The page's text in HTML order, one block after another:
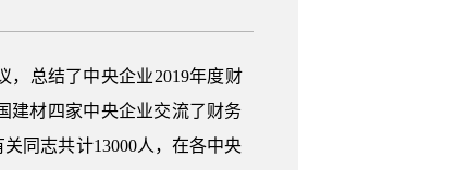
，总结了中央企业2019年度财
建材四家中央企业交流了财务
同志共计13000人，在各中央